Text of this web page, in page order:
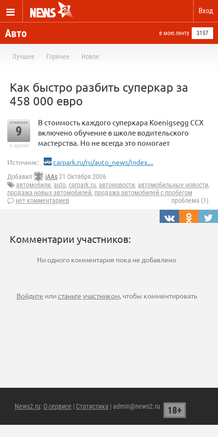
Вход
Авто в мою ленту 3157
Лучшее Горячее Новое
Как быстро разбить суперкар за
458 000 евро
отметили
9
в архиве
В стоимость каждого суперкара Koenigsegg CCX
включено обучение в школе водительского
мастерства. Но не всегда это помогает
Источник: carpark.ru/ru/auto_news/index....
Добавил iAAs21 Октября 2006
автомобили, auto, carpark.ru, автоновости, автомобильные новости,
продажа новых автомобилей, продажа автомобилей с пробегом
нет комментариев
проблема (1)
Комментарии участников:
Ни одного комментария пока не добавлено
Войдите илистаньте участником, чтобы комментировать
News2.ru: О сервисе | Статистика | admin@news2.ru 18+